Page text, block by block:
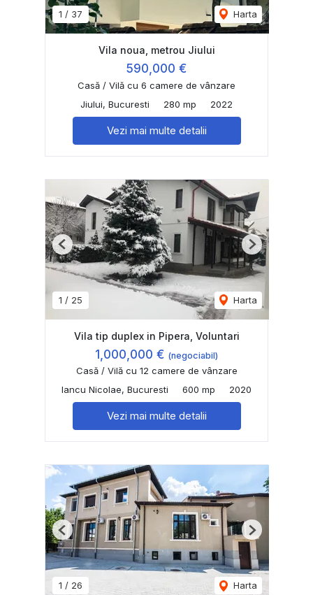
1 / 37 Harta
Vila noua, metrou Jiului
590,000 €
Casă / Vilă cu 6 camere de vânzare
Jiului, Bucuresti
280 mp 2022
Vezi mai multe detalii
1 / 25 Harta
Previous Next
Vila tip duplex in Pipera, Voluntari
1,000,000 € (negociabil)
Casă / Vilă cu 12 camere de vânzare
Iancu Nicolae, Bucuresti
600 mp 2020
Vezi mai multe detalii
1 / 26 Harta
Previous Next